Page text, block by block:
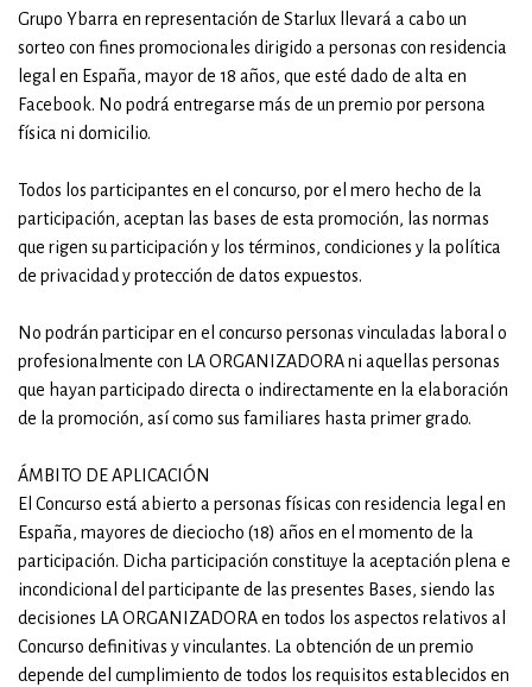
Grupo Ybarra en representación de Starlux llevará a cabo un
sorteo con fines promocionales dirigido a personas con residencia
legal en España, mayor de 18 años, que esté dado de alta en
Facebook. No podrá entregarse más de un premio por persona
física ni domicilio.
Todos los participantes en el concurso, por el mero hecho de la
participación, aceptan las bases de esta promoción, las normas
que rigen su participación y los términos, condiciones y la política
de privacidad y protección de datos expuestos.
No podrán participar en el concurso personas vinculadas laboral o
profesionalmente con LA ORGANIZADORA ni aquellas personas
que hayan participado directa o indirectamente en la elaboración
de la promoción, así como sus familiares hasta primer grado.
ÁMBITO DE APLICACIÓN
El Concurso está abierto a personas físicas con residencia legal en
España, mayores de dieciocho (18) años en el momento de la
participación. Dicha participación constituye la aceptación plena e
incondicional del participante de las presentes Bases, siendo las
decisiones LA ORGANIZADORA en todos los aspectos relativos al
Concurso definitivas y vinculantes. La obtención de un premio
depende del cumplimiento de todos los requisitos establecidos en